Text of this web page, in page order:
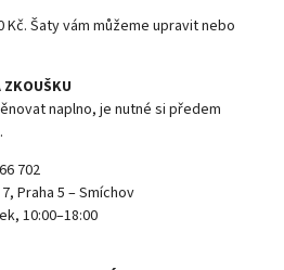
Kč. Šaty vám můžeme upravit nebo
ZKOUŠKU
naplno, je nutné si předem
702
Praha 5 – Smíchov
10:00–18:00